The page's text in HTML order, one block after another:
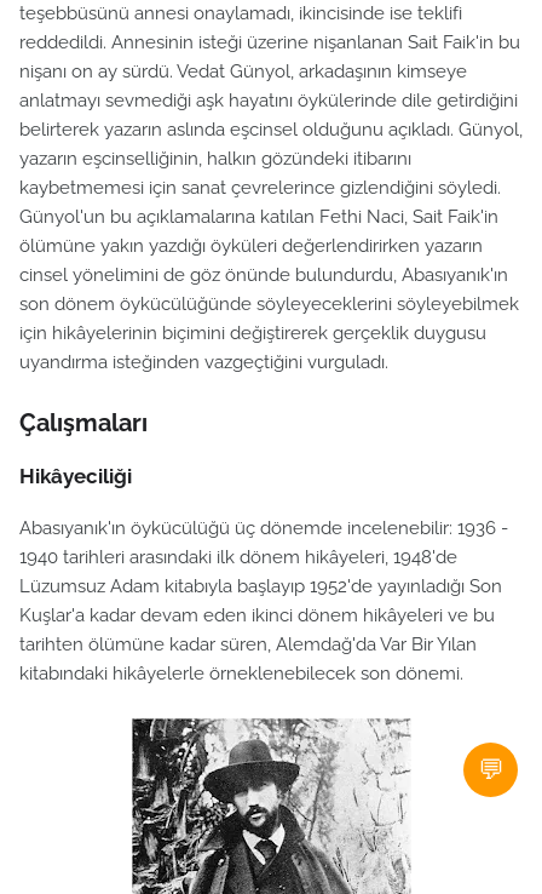
teşebbüsünü annesi onaylamadı, ikincisinde ise teklifi
reddedildi. Annesinin isteği üzerine nişanlanan Sait Faik'in bu
nişanı on ay sürdü. Vedat Günyol, arkadaşının kimseye
anlatmayı sevmediği aşk hayatını öykülerinde dile getirdiğini
belirterek yazarın aslında eşcinsel olduğunu açıkladı. Günyol,
yazarın eşcinselliğinin, halkın gözündeki itibarını
kaybetmemesi için sanat çevrelerince gizlendiğini söyledi.
Günyol'un bu açıklamalarına katılan Fethi Naci, Sait Faik'in
ölümüne yakın yazdığı öyküleri değerlendirirken yazarın
cinsel yönelimini de göz önünde bulundurdu, Abasıyanık'ın
son dönem öykücülüğünde söyleyeceklerini söyleyebilmek
için hikâyelerinin biçimini değiştirerek gerçeklik duygusu
uyandırma isteğinden vazgeçtiğini vurguladı.
Çalışmaları
Hikâyeciliği
Abasıyanık'ın öykücülüğü üç dönemde incelenebilir: 1936 -
1940 tarihleri arasındaki ilk dönem hikâyeleri, 1948'de
Lüzumsuz Adam kitabıyla başlayıp 1952'de yayınladığı Son
Kuşlar'a kadar devam eden ikinci dönem hikâyeleri ve bu
tarihten ölümüne kadar süren, Alemdağ'da Var Bir Yılan
kitabındaki hikâyelerle örneklenebilecek son dönemi.
💬